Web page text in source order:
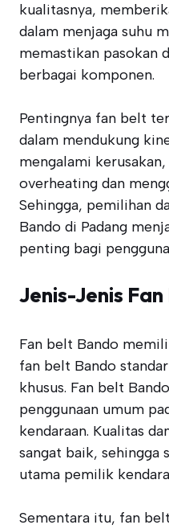
kualitasnya,
dalam menjaga suhu
memastikan pasokan
berbagai komponen.
Pentingnya fan belt
dalam mendukung
mengalami
overheating dan
Sehingga, pemilihan
Bando di Padang
penting bagi
Jenis-Jenis
Fan belt Bando
fan belt Bando
khusus. Fan belt
penggunaan umum
kendaraan. Kualitas
sangat baik, sehingga
utama pemilik
Sementara itu, fan